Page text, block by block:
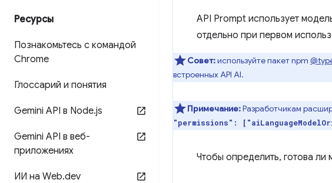
Ресурсы
Познакомьтесь с командой
Chrome
Глоссарий и понятия
Gemini API в Node.js
Gemini API в веб-
приложениях
ИИ на Web.dev
API Prompt использует
отдельно при первом
Совет:используйте пакет npm
встроенных API AI.
Примечание:Разработчикам
"permissions":
Чтобы определить, готова